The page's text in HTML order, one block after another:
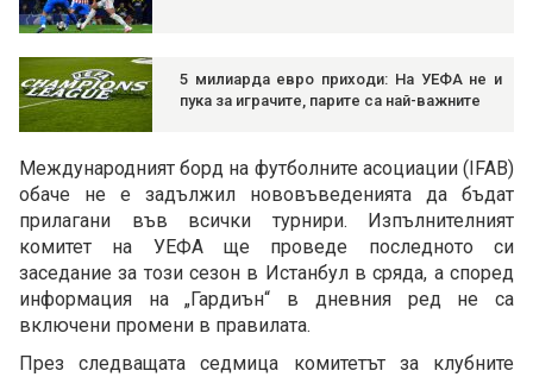
5 милиарда евро приходи: На УЕФА не и
пука за играчите, парите са най-важните
Международният борд на футболните асоциации (IFAB)
обаче не е задължил нововъведенията да бъдат
прилагани във всички турнири. Изпълнителният
комитет на УЕФА ще проведе последното си
заседание за този сезон в Истанбул в сряда, а според
информация на „Гардиън“ в дневния ред не са
включени промени в правилата.
През следващата седмица комитетът за клубните